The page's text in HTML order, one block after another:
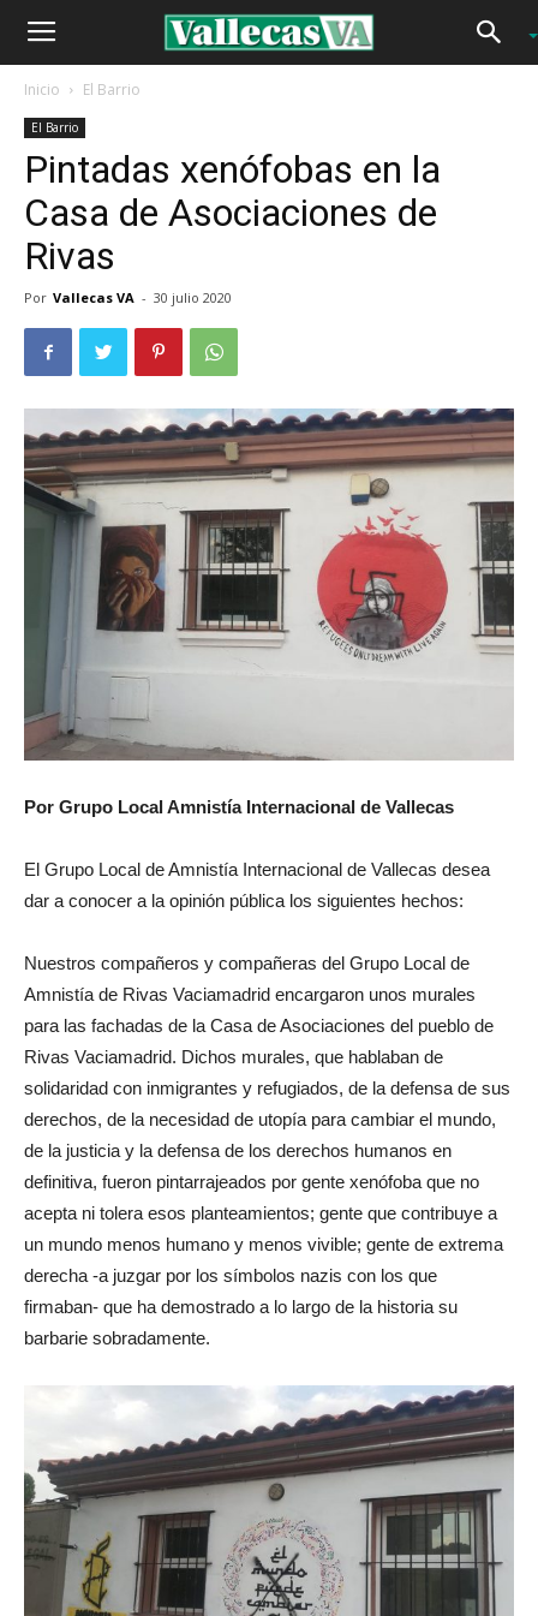
Inicio El Barrio
El Barrio
Pintadas xenófobas en la
Casa de Asociaciones de
Rivas
Por Vallecas VA - 30 julio 2020
Por Grupo Local Amnistía Internacional de Vallecas
El Grupo Local de Amnistía Internacional de Vallecas desea
dar a conocer a la opinión pública los siguientes hechos:
Nuestros compañeros y compañeras del Grupo Local de
Amnistía de Rivas Vaciamadrid encargaron unos murales
para las fachadas de la Casa de Asociaciones del pueblo de
Rivas Vaciamadrid. Dichos murales, que hablaban de
solidaridad con inmigrantes y refugiados, de la defensa de sus
derechos, de la necesidad de utopía para cambiar el mundo,
de la justicia y la defensa de los derechos humanos en
definitiva, fueron pintarrajeados por gente xenófoba que no
acepta ni tolera esos planteamientos; gente que contribuye a
un mundo menos humano y menos vivible; gente de extrema
derecha -a juzgar por los símbolos nazis con los que
firmaban- que ha demostrado a lo largo de la historia su
barbarie sobradamente.